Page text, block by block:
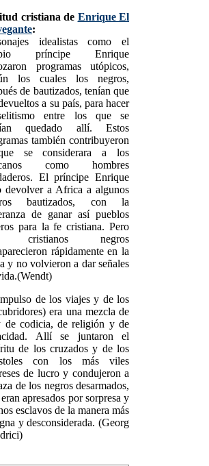
cristiana de Enrique El
:
idealistas como el
príncipe Enrique
programas utópicos,
los cuales los negros,
de bautizados, tenían que
a su país, para hacer
entre los que se
quedado allí. Estos
también contribuyeron
se considerara a los
como hombres
El príncipe Enrique
devolver a Africa a algunos
bautizados, con la
de ganar así pueblos
para la fe cristiana. Pero
cristianos negros
rápidamente en la
y no volvieron a dar señales
de los viajes y de los
era una mezcla de
de codicia, de religión y de
Allí se juntaron el
de los cruzados y de los
con los más viles
de lucro y condujeron a
de los negros desarmados,
apresados por sorpresa y
esclavos de la manera más
y desconsiderada. (Georg